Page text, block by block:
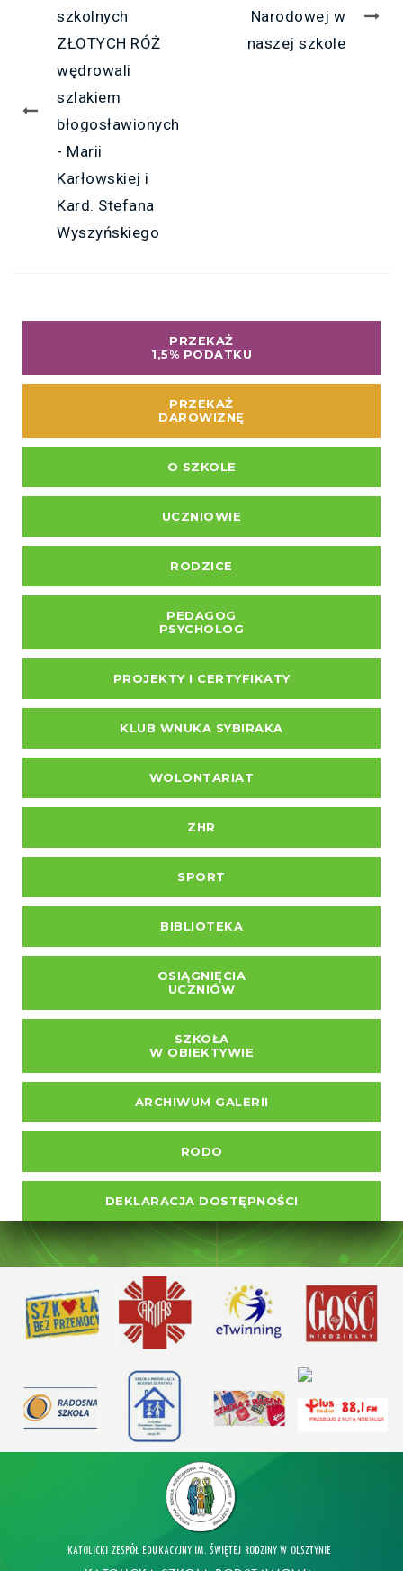
szkolnych
ZŁOTYCH RÓŻ
wędrowali
szlakiem
błogosławionych
- Marii
Karłowskiej i
Kard. Stefana
Wyszyńskiego
Narodowej w
naszej szkole
PRZEKAŻ
1,5% PODATKU
PRZEKAŻ
DAROWIZNĘ
O SZKOLE
UCZNIOWIE
RODZICE
PEDAGOG
PSYCHOLOG
PROJEKTY I CERTYFIKATY
KLUB WNUKA SYBIRAKA
WOLONTARIAT
ZHR
SPORT
BIBLIOTEKA
OSIĄGNIĘCIA
UCZNIÓW
SZKOŁA
W OBIEKTYWIE
ARCHIWUM GALERII
RODO
DEKLARACJA DOSTĘPNOŚCI
KATOLICKI ZESPÓŁ EDUKACYJNY IM. ŚWIĘTEJ RODZINY W OLSZTYNIE